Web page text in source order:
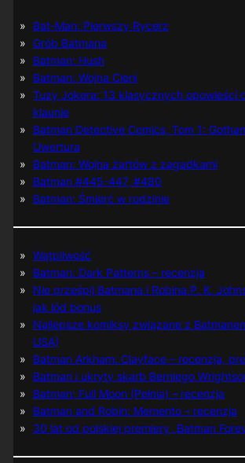
Bat-Man: Pierwszy Rycerz
Grób Batmana
Batman: Hush
Batman: Wojna Cieni
Tuzy Jokera: 13 klasycznych opowieści
klaunie
Batman Detective Comics, Tom 1:
Uwertura
Batman: Wojna żartów z zagadkami
Batman #445-447, #480
Batman: Śmierć w rodzinie
Wątpliwość
Batman: Dark Patterns – recenzja
Nie prześpij Batmana i Robina P. K.
jak lód bonus
Najlepsze komiksy związane z
USA)
Batman Arkham: Clayface – recenzja,
Batman i ukryty skarb Berniego
Batman: Full Moon (Pełnia) – recenzja
Batman and Robin: Memento – recenzja
30 lat od polskiej premiery „Batman